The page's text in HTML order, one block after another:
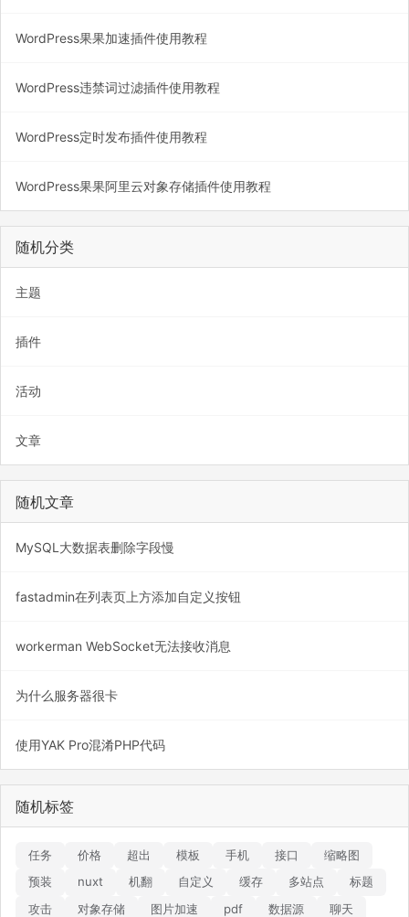
WordPress果果加速插件使用教程
WordPress违禁词过滤插件使用教程
WordPress定时发布插件使用教程
WordPress果果阿里云对象存储插件使用教程
随机分类
主题
插件
活动
文章
随机文章
MySQL大数据表删除字段慢
fastadmin在列表页上方添加自定义按钮
workerman WebSocket无法接收消息
为什么服务器很卡
使用YAK Pro混淆PHP代码
随机标签
任务 价格 超出 模板 手机 接口
缩略图
预装
nuxt 机翻 自定义 缓存 多站点
标题
攻击
对象存储 图片加速 pdf 数据源 聊天